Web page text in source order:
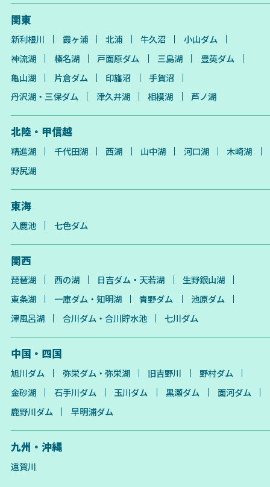
関東
新利根川 霞ヶ浦 北浦 牛久沼
小山ダム
神流湖
榛名湖 戸面原ダム 三島湖
豊英ダム
亀山湖
片倉ダム 印旛沼
手賀沼
丹沢湖・三保ダム
津久井湖 相模湖 芦ノ湖
北陸・甲信越
精進湖 千代田湖 西湖 山中湖 河口湖
木崎湖
野尻湖
東海
入鹿池 七色ダム
関西
琵琶湖 西の湖 日吉ダム・天若湖
生野銀山湖
東条湖
一庫ダム・知明湖 青野ダム
池原ダム
津風呂湖
合川ダム・合川貯水池 七川ダム
中国・四国
旭川ダム 弥栄ダム・弥栄湖 旧吉野川
野村ダム
金砂湖
石手川ダム 玉川ダム 黒瀬ダム
面河ダム
鹿野川ダム
早明浦ダム
九州・沖縄
遠賀川